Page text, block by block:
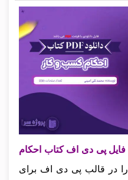
فایل پی دی اف کتاب احکام
را در قالب پی دی اف برای